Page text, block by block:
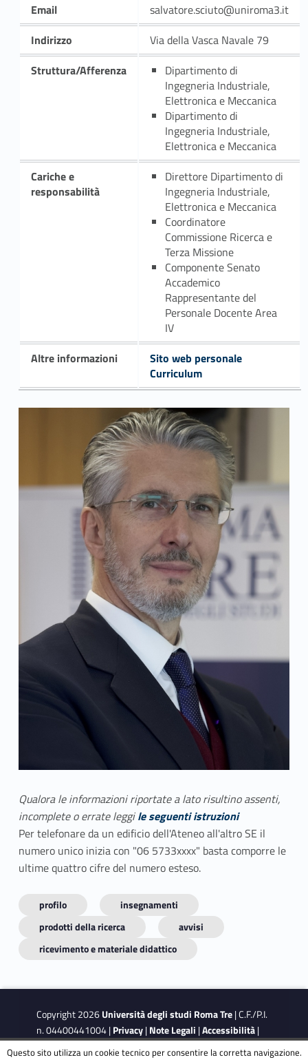
Email
salvatore.sciuto@uniroma3.it
Indirizzo
Via della Vasca Navale 79
Struttura/Afferenza
Dipartimento di
Ingegneria Industriale,
Elettronica e Meccanica
Dipartimento di
Ingegneria Industriale,
Elettronica e Meccanica
Cariche e
responsabilità
Direttore Dipartimento di
Ingegneria Industriale,
Elettronica e Meccanica
Coordinatore
Commissione Ricerca e
Terza Missione
Componente Senato
Accademico
Rappresentante del
Personale Docente Area
IV
Altre informazioni
Sito web personale
Curriculum
Qualora le informazioni riportate a lato risultino assenti,
incomplete o errate leggile seguenti istruzioni
Per telefonare da un edificio dell'Ateneo all'altro SE il
numero unico inizia con "06 5733xxxx" basta comporre le
ultime quattro cifre del numero esteso.
profilo
insegnamenti
prodotti della ricerca
avvisi
ricevimento e materiale didattico
Copyright 2026Università degli studi Roma Tre| C.F./P.I.
n. 04400441004 |Privacy|Note Legali |Accessibilità|
Obiettivi di accessibilità
| Dichiarazione di accessibilità
Questo sito utilizza un cookie tecnico per consentire la corretta navigazione.